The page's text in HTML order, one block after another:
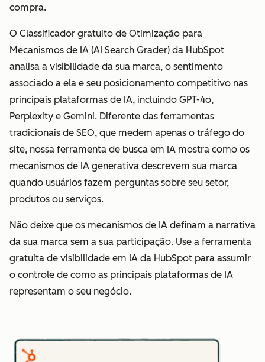
compra.
O Classificador gratuito de Otimização para
Mecanismos de IA (AI Search Grader) da HubSpot
analisa a visibilidade da sua marca, o sentimento
associado a ela e seu posicionamento competitivo nas
principais plataformas de IA, incluindo GPT-4o,
Perplexity e Gemini. Diferente das ferramentas
tradicionais de SEO, que medem apenas o tráfego do
site, nossa ferramenta de busca em IA mostra como os
mecanismos de IA generativa descrevem sua marca
quando usuários fazem perguntas sobre seu setor,
produtos ou serviços.
Não deixe que os mecanismos de IA definam a narrativa
da sua marca sem a sua participação. Use a ferramenta
gratuita de visibilidade em IA da HubSpot para assumir
o controle de como as principais plataformas de IA
representam o seu negócio.